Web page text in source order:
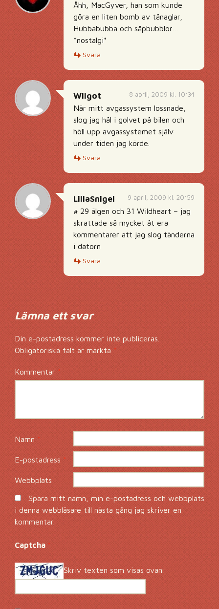
Åhh, MacGyver, han som kunde
göra en liten bomb av tånaglar,
Hubbabubba och såpbubblor…
*nostalgi*
Svara
8 april, 2009 kl. 10:34
Wilgot
När mitt avgassystem lossnade,
slog jag hål i golvet på bilen och
höll upp avgassystemet själv
under tiden jag körde.
Svara
9 april, 2009 kl. 20:59
LillaSnigel
# 29 älgen och 31 Wildheart – jag
skrattade så mycket åt era
kommentarer att jag slog tänderna
i datorn
Svara
Lämna ett svar
Din e-postadress kommer inte publiceras.
Obligatoriska fält är märkta*
Kommentar*
Namn*
E-postadress*
Webbplats
Spara mitt namn, min e-postadress och webbplats
i denna webbläsare till nästa gång jag skriver en
kommentar.
Captcha*
Skriv texten som visas ovan: